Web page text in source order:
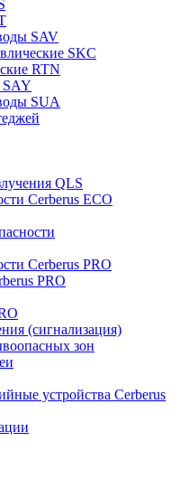
SAV
SKC
RTN
SAY
SUA
QLS
Cerberus ECO
Cerberus PRO
PRO
(сигнализация)
зон
устройства Cerberus